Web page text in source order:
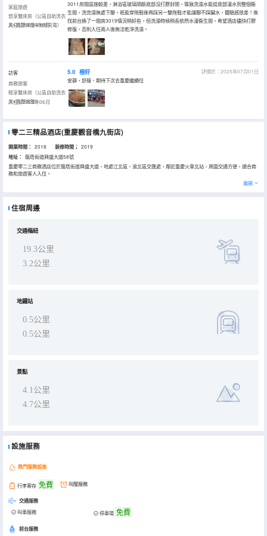
家庭旅遊
悠享雙床房（公區自助洗衣
房+乳膠床墊+無線充電）
入住於2025年10月
3011房間設施較差，淋浴區玻璃隔斷底部沒打膠封閉，導致洗澡水能從底部漫水到整個衞
生間，洗完澡無處下腳，衹能穿拖鞋後再踩另一雙拖鞋才能讓腳不踩臟水，體驗感很差！後
找前台換了一間房3019情況稍好些，但洗澡時候稍長依然水漫衞生間。希望酒店儘快打膠
修復，否則入住兩人後無法乾淨洗澡。
訪客
商務旅客
輕享雙床房（公區自助洗衣
房+乳膠床墊）
入住於2025年06月
5.0 極好
評價於：2025年07月01日
安靜，舒服，期待下次去重慶繼續住
零二三精品酒店(重慶觀音橋九街店)
開業時間： 2018 装修時間； 2019
地址：
龍塔街道興盛大道58號
重慶零二三商務酒店位於龍塔街道興盛大道，地處江北區、渝北區交匯處，鄰近重慶火車北站，周圍交通方便，適合商
務和旅遊客人入住。
重慶零二三商務酒店是一家設計精緻、套房豪華的高檔商務酒店，特別聘請了著名的港鑫設計院對酒店外觀和內部套房
進行設計。現擁有豪華套房、豪華標間、豪華單間、普通標間、普通單間等房型，房內設備、設施齊全，寬帶上網、精
重慶零二三商務酒店熱誠歡迎廣大旅客的光臨！
展開
住宿周邊
交通樞紐
19.3公里
3.2公里
地鐵站
0.5公里
0.5公里
景點
4.1公里
4.7公里
設施服務
熱門服務設施
行李寄存 免費 叫醒服務
交通服務
叫車服務 停車場 免費
前台服務